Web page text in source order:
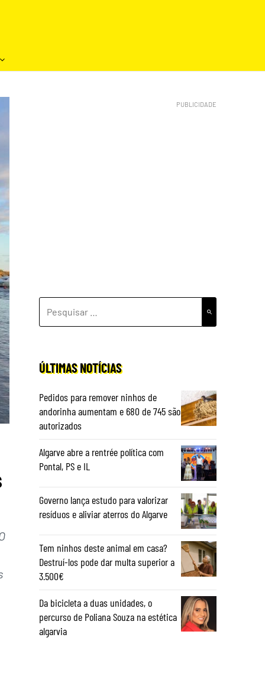
POR:
ÚLTIMAS NOTÍCIAS
Pedidos para remover ninhos de
andorinha aumentam e 680 de 745 são
autorizados
Algarve abre a rentrée política com
Pontal, PS e IL
Governo lança estudo para valorizar
resíduos e aliviar aterros do Algarve
Tem ninhos deste animal em casa?
Destruí-los pode dar multa superior a
3.500€
Da bicicleta a duas unidades, o
percurso de Poliana Souza na estética
algarvia